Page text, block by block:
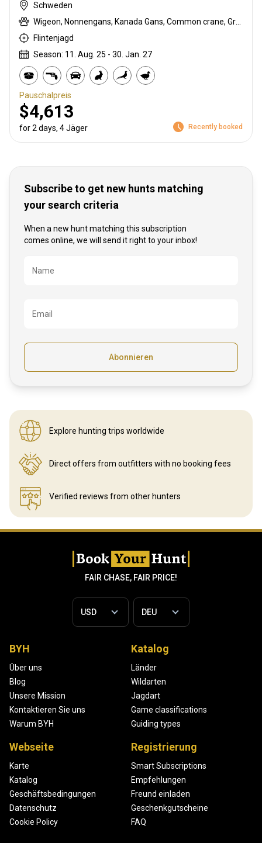
Schweden
Wigeon, Nonnengans, Kanada Gans, Common crane, Graugans, Stockente, Fasan, Taube, Swan, Blaugrün
Flintenjagd
Season: 11. Aug. 25 - 30. Jan. 27
Pauschalpreis
$4,613
for 2 days, 4 Jäger Recently booked
Subscribe to get new hunts matching
your search criteria
When a new hunt matching this subscription
comes online, we will send it right to your inbox!
Bezeichnung
Name
Email
Abonnieren
Explore hunting trips worldwide
Direct offers from outfitters with no booking fees
Verified reviews from other hunters
FAIR CHASE, FAIR PRICE!
BYH
Über uns
Blog
Unsere Mission
Kontaktieren Sie uns
Warum BYH
Katalog
Länder
Wildarten
Jagdart
Game classifications
Guiding types
Webseite
Karte
Katalog
Geschäftsbedingungen
Datenschutz
Cookie Policy
Registrierung
Smart Subscriptions
Empfehlungen
Freund einladen
Geschenkgutscheine
FAQ